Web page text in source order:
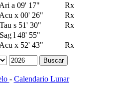
a 09' 17"
Rx
x00' 26"
Rx
s51' 30"
Rx
l 48' 55"
x52' 43" Rx
- Calendario Lunar